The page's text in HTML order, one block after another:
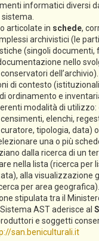
informatici diversi
articolate in schede,
archivistici (le
(singoli
nello
dell’archivio).
di contesto
ordinamento e
modalità di utilizzo:
elenchi,
tipologia, data)
una o più
dalla ricerca di un
nella lista (ricerca
alla visualizzazione
per area geografica).
stipulata tra il
AST aderisce al
e soggetti
san.beniculturali.it